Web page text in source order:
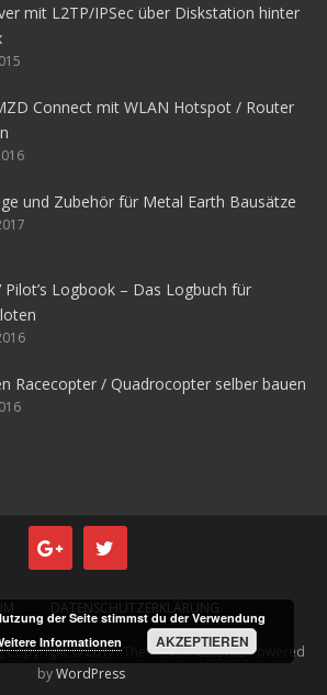
mit L2TP/IPSec über Diskstation hinter
Connect mit WLAN Hotspot / Router
und Zubehör für Metal Earth Bausätze
Pilot’s Logbook – Das Logbuch für
Racecopter / Quadrocopter selber bauen
DATENSCHUTZERKLÄRUNG
Copyright © 2017. Theme vonColorlibPowered
byWordPress
der Seite stimmst du der Verwendung
Informationen AKZEPTIEREN